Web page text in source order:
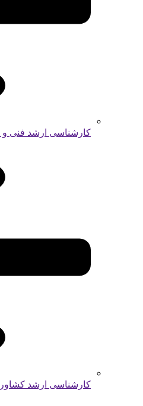
کارشناسی ارشد فنی
کارشناسی ارشد